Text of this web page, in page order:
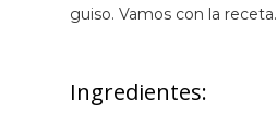
guiso. Vamos con la receta.
Ingredientes: